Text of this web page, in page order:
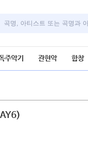
주악기 관현악 합창